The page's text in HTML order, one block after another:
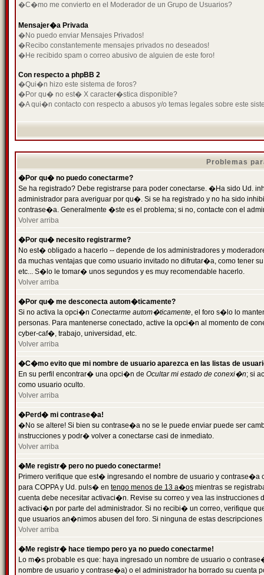
�C�mo me convierto en el Moderador de un Grupo de Usuarios?
Mensajer�a Privada
�No puedo enviar Mensajes Privados!
�Recibo constantemente mensajes privados no deseados!
�He recibido spam o correo abusivo de alguien de este foro!
Con respecto a phpBB 2
�Qui�n hizo este sistema de foros?
�Por qu� no est� X caracter�stica disponible?
�A qui�n contacto con respecto a abusos y/o temas legales sobre este
Problemas
�Por qu� no puedo conectarme?
Se ha registrado? Debe registrarse para poder conectarse. �Ha sido Ud.
administrador para averiguar por qu�. Si se ha registrado y no ha sido
contrase�a. Generalmente �ste es el problema; si no, contacte con el
Volver arriba
�Por qu� necesito registrarme?
No est� obligado a hacerlo -- depende de los administradores y
da muchas ventajas que como usuario invitado no difrutar�a, como tener
etc... S�lo le tomar� unos segundos y es muy recomendable hacerlo.
Volver arriba
�Por qu� me desconecta autom�ticamente?
Si no activa la opci�n Conectarme autom�ticamente, el foro s�lo lo
personas. Para mantenerse conectado, active la opci�n al momento de
cyber-caf�, trabajo, universidad, etc.
Volver arriba
�C�mo evito que mi nombre de usuario aparezca en las listas de
En su perfil encontrar� una opci�n de Ocultar mi estado de conexi�n; si
como usuario oculto.
Volver arriba
�Perd� mi contrase�a!
�No se altere! Si bien su contrase�a no se le puede enviar puede ser
instrucciones y podr� volver a conectarse casi de inmediato.
Volver arriba
�Me registr� pero no puedo conectarme!
Primero verifique que est� ingresando el nombre de usuario y
para COPPA y Ud. puls� en tengo menos de 13 a�os mientras se
cuenta debe necesitar activaci�n. Revise su correo y vea las
activaci�n por parte del administrador. Si no recibi� un correo, verifique
que usuarios an�nimos abusen del foro. Si ninguna de estas
Volver arriba
�Me registr� hace tiempo pero ya no puedo conectarme!
Lo m�s probable es que: haya ingresado un nombre de usuario o
nombre de usuario y contrase�a) o el administrador ha borrado su